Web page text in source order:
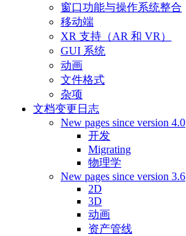
窗口功能与操作系统整合
移动端
XR 支持（AR 和 VR）
GUI 系统
动画
文件格式
杂项
文档变更日志
New pages since version 4.0
开发
Migrating
物理学
New pages since version 3.6
2D
3D
动画
资产管线